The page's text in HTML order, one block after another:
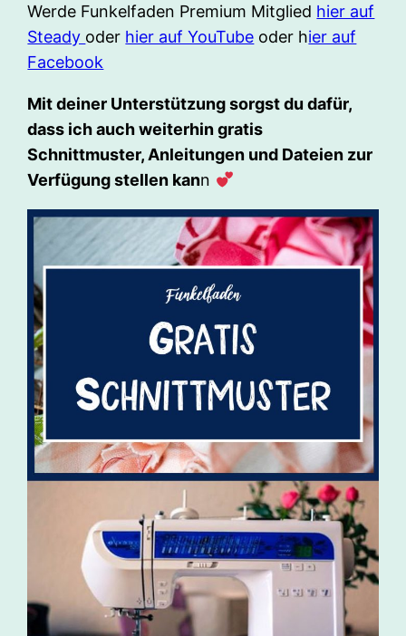
Werde Funkelfaden Premium Mitglied hier auf
Steady oder hier auf YouTube oder hier auf
Facebook
Mit deiner Unterstützung sorgst du dafür,
dass ich auch weiterhin gratis
Schnittmuster, Anleitungen und Dateien zur
Verfügung stellen kann